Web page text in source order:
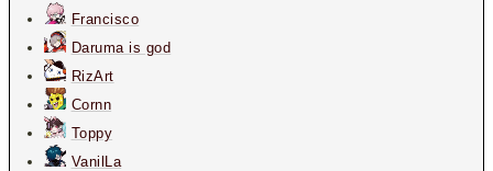
Francisco
Daruma is god
RizArt
Cornn
Toppy
VanilLa